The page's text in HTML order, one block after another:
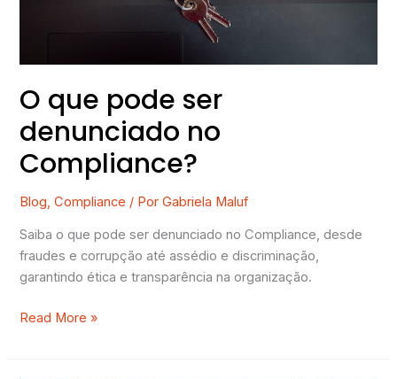
O que pode ser
denunciado no
Compliance?
Blog,Compliance / PorGabriela Maluf
Saiba o que pode ser denunciado no Compliance, desde
fraudes e corrupção até assédio e discriminação,
garantindo ética e transparência na organização.
Read More »